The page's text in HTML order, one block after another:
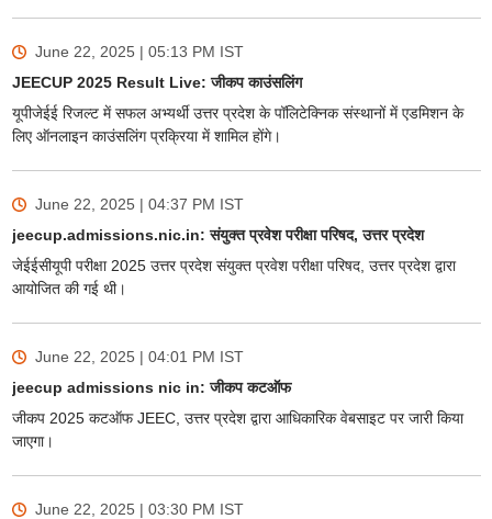
June 22, 2025 | 05:13 PM IST
JEECUP 2025 Result Live: जीकप काउंसलिंग
यूपीजेईई रिजल्ट में सफल अभ्यर्थी उत्तर प्रदेश के पॉलिटेक्निक संस्थानों में एडमिशन के
लिए ऑनलाइन काउंसलिंग प्रक्रिया में शामिल होंगे।
June 22, 2025 | 04:37 PM IST
jeecup.admissions.nic.in: संयुक्त प्रवेश परीक्षा परिषद, उत्तर प्रदेश
जेईईसीयूपी परीक्षा 2025 उत्तर प्रदेश संयुक्त प्रवेश परीक्षा परिषद, उत्तर प्रदेश द्वारा
आयोजित की गई थी।
June 22, 2025 | 04:01 PM IST
jeecup admissions nic in: जीकप कटऑफ
जीकप 2025 कटऑफ JEEC, उत्तर प्रदेश द्वारा आधिकारिक वेबसाइट पर जारी किया
जाएगा।
June 22, 2025 | 03:30 PM IST